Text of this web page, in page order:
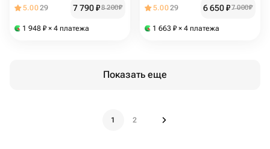
5.0029 7 790₽8 200₽
1 948 ₽ × 4 платежа
5.0029 6 650₽7 000₽
1 663 ₽ × 4 платежа
Показать еще
1 2